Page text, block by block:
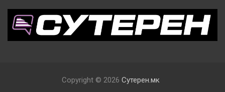
Copyright © 2026 Сутерен.мк